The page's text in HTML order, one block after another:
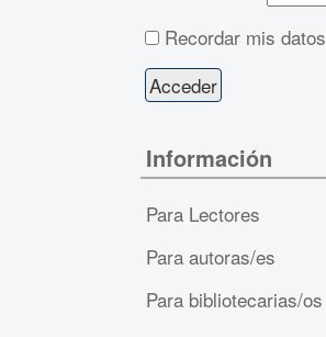
Recordar mis datos
Información
Para Lectores
Para autoras/es
Para bibliotecarias/os